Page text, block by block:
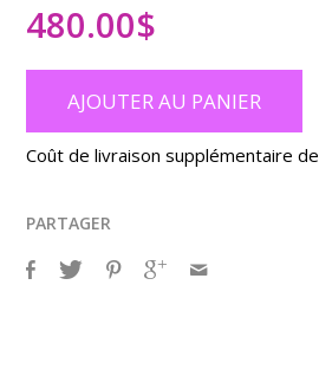
480.00$
AJOUTER AU PANIER
Coût de livraison supplémentaire de
PARTAGER